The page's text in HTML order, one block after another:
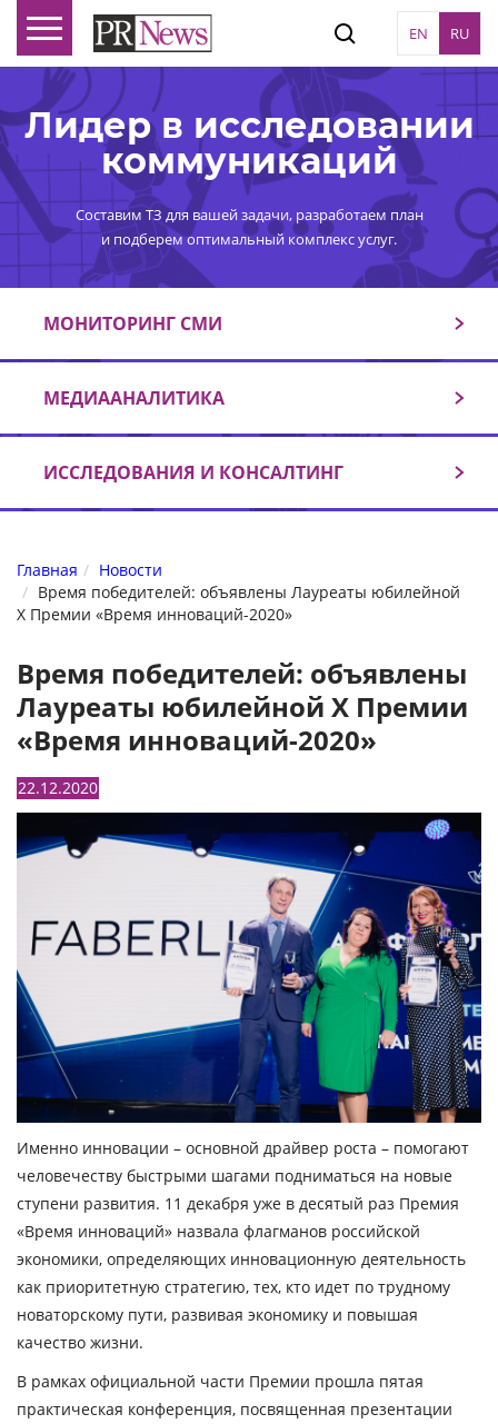
EN RU
Лидер в исследовании
коммуникаций
Составим ТЗ для вашей задачи, разработаем план
и подберем оптимальный комплекс услуг.
МОНИТОРИНГ СМИ
МЕДИААНАЛИТИКА
ИССЛЕДОВАНИЯ И КОНСАЛТИНГ
Главная
Новости
Время победителей: объявлены Лауреаты юбилейной
X Премии «Время инноваций-2020»
Время победителей: объявлены
Лауреаты юбилейной X Премии
«Время инноваций-2020»
22.12.2020
Именно инновации – основной драйвер роста – помогают
человечеству быстрыми шагами подниматься на новые
ступени развития. 11 декабря уже в десятый раз Премия
«Время инноваций» назвала флагманов российской
экономики, определяющих инновационную деятельность
как приоритетную стратегию, тех, кто идет по трудному
новаторскому пути, развивая экономику и повышая
качество жизни.
В рамках официальной части Премии прошла пятая
практическая конференция, посвященная презентации